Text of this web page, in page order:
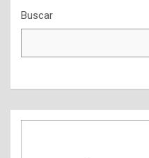
Buscar